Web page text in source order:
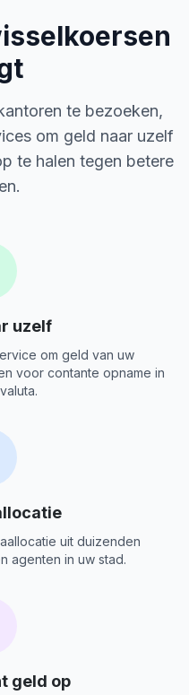
te bezoeken,
om geld naar uzelf
te halen tegen betere
uzelf
om geld van uw
voor contante opname in
uit duizenden
agenten in uw stad.
geld op